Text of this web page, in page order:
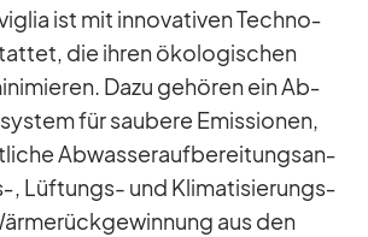
ist mit in­no­va­ti­ven Tech­no­
die ih­ren öko­lo­gi­schen
Dazu ge­hö­ren ein Ab­
für sau­bere Emis­sio­nen,
Ab­was­ser­auf­be­rei­tungs­an­
Lüf­tungs- und Kli­ma­ti­sie­rungs­
aus den